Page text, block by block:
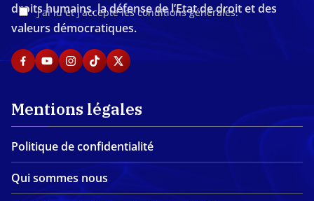
J'ai lu et j'accepte les conditions générales.
droits humains, la défense de l’Etat de droit et des
valeurs démocratiques.
Mentions légales
Politique de confidentialité
Qui sommes nous